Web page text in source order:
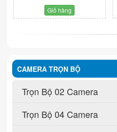
Giỏ hàng
CAMERA TRỌN BỘ
Trọn Bộ 02 Camera
Trọn Bộ 04 Camera